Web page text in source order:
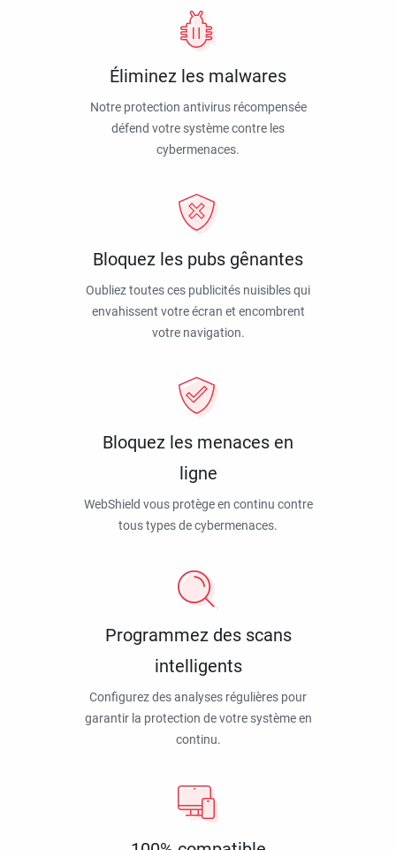
Éliminez les malwares
Notre protection antivirus récompensée
défend votre système contre les
cybermenaces.
Bloquez les pubs gênantes
Oubliez toutes ces publicités nuisibles qui
envahissent votre écran et encombrent
votre navigation.
Bloquez les menaces en
ligne
WebShield vous protège en continu contre
tous types de cybermenaces.
Programmez des scans
intelligents
Configurez des analyses régulières pour
garantir la protection de votre système en
continu.